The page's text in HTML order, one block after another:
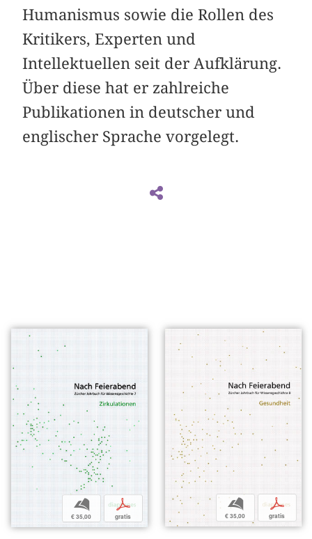
Humanismus sowie die Rollen des
Kritikers, Experten und
Intellektuellen seit der Aufklärung.
Über diese hat er zahlreiche
Publikationen in deutscher und
englischer Sprache vorgelegt.
b
€ 35,00
p
gratis
b
€ 35,00
p
gratis